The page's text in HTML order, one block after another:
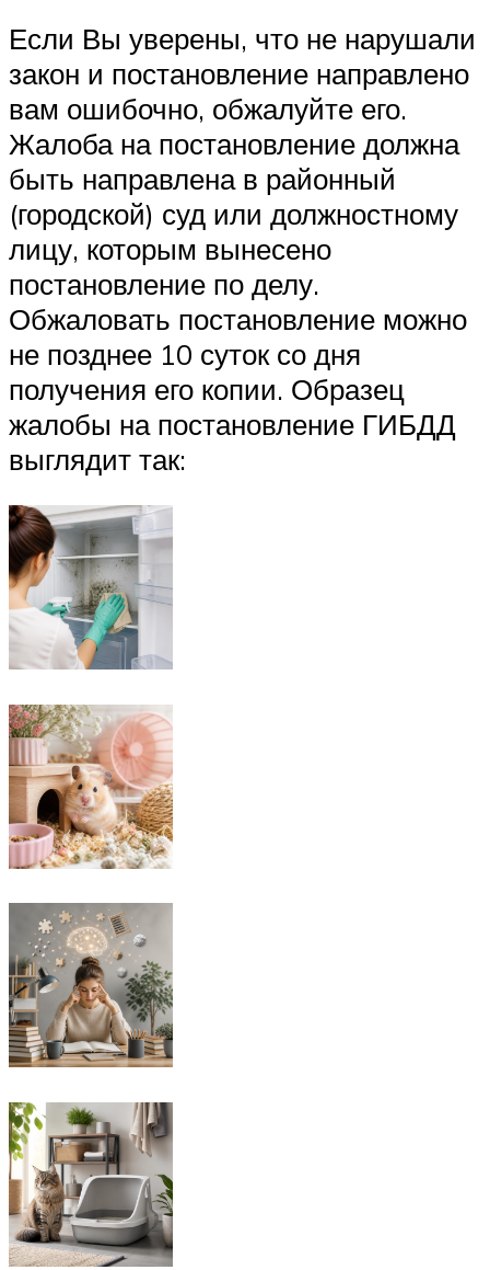
Если Вы уверены, что не нарушали
закон и постановление направлено
вам ошибочно, обжалуйте его.
Жалоба на постановление должна
быть направлена в районный
(городской) суд или должностному
лицу, которым вынесено
постановление по делу.
Обжаловать постановление можно
не позднее 10 суток со дня
получения его копии. Образец
жалобы на постановление ГИБДД
выглядит так: